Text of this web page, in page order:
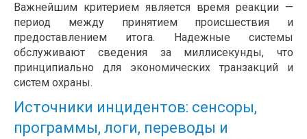
Важнейшим критерием является время реакции —
период между принятием происшествия и
предоставлением итога. Надежные системы
обслуживают сведения за миллисекунды, что
принципиально для экономических транзакций и
систем охраны.
Источники инцидентов: сенсоры,
программы, логи, переводы и